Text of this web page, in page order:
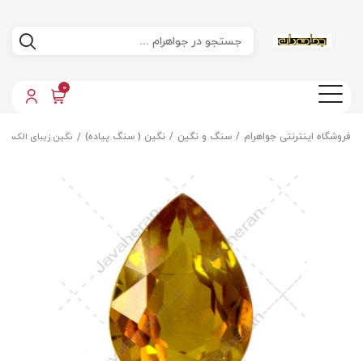
0
فروشگاه اینترنتی جواهرام سنگ و نگین نگین ( سنگ پیاده) نگین زیبای